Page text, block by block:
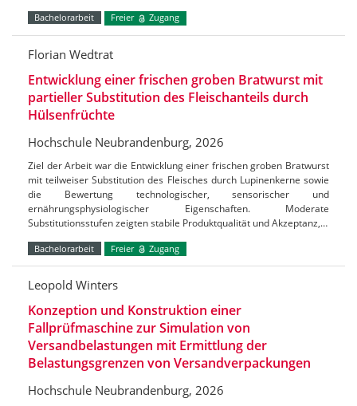
Bachelorarbeit Freier Zugang
Florian Wedtrat
Entwicklung einer frischen groben Bratwurst mit
partieller Substitution des Fleischanteils durch
Hülsenfrüchte
Hochschule Neubrandenburg, 2026
Ziel der Arbeit war die Entwicklung einer frischen groben Bratwurst
mit teilweiser Substitution des Fleisches durch Lupinenkerne sowie
die Bewertung technologischer, sensorischer und
ernährungsphysiologischer Eigenschaften. Moderate
Substitutionsstufen zeigten stabile Produktqualität und Akzeptanz,…
Bachelorarbeit Freier Zugang
Leopold Winters
Konzeption und Konstruktion einer
Fallprüfmaschine zur Simulation von
Versandbelastungen mit Ermittlung der
Belastungsgrenzen von Versandverpackungen
Hochschule Neubrandenburg, 2026